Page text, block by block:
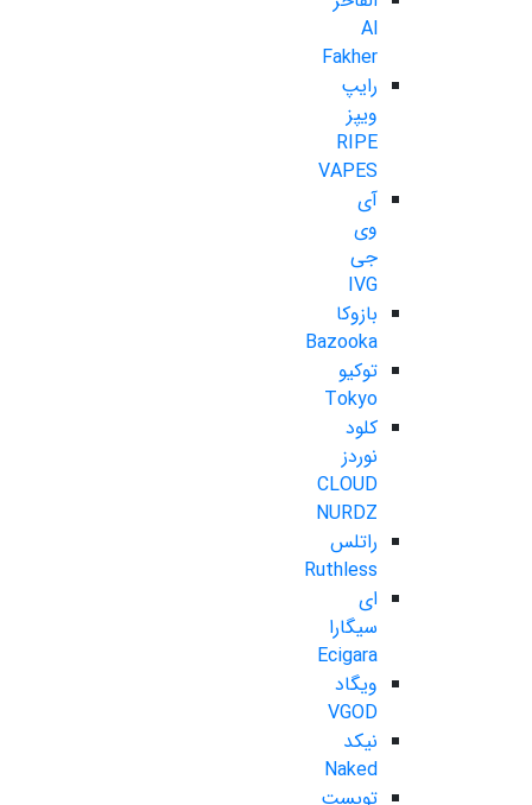
Al
Fakher
رایپ
ویپز
RIPE
VAPES
آی
وی
جی
IVG
بازوکا
Bazooka
توکیو
Tokyo
کلود
نوردز
CLOUD
NURDZ
راتلس
Ruthless
ای
سیگارا
Ecigara
ویگاد
VGOD
نیکد
Naked
تویست